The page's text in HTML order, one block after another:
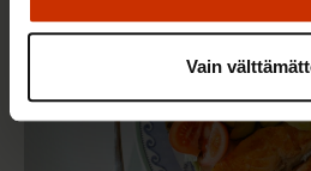
Vain